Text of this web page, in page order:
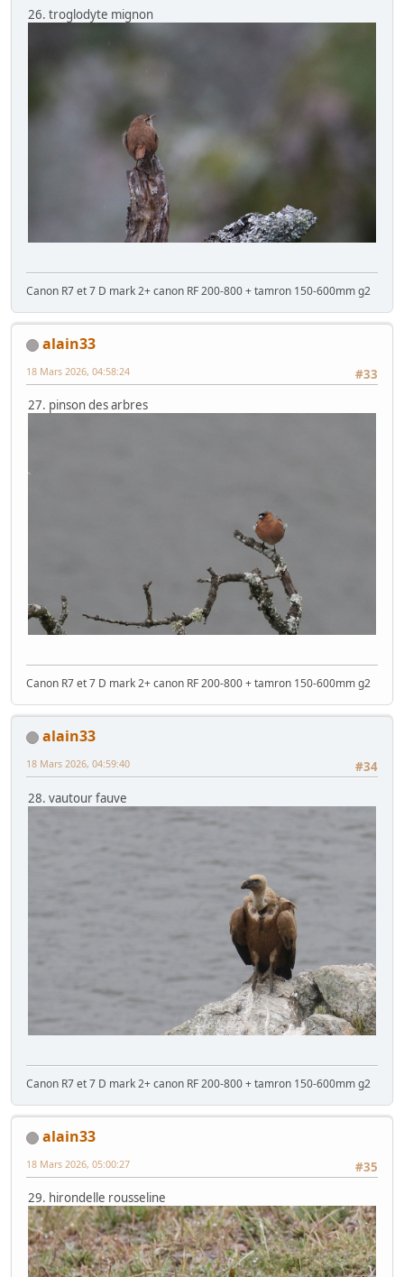
26. troglodyte mignon
Canon R7 et 7 D mark 2+ canon RF 200-800 + tamron 150-600mm g2
alain33
#33
18 Mars 2026, 04:58:24
27. pinson des arbres
Canon R7 et 7 D mark 2+ canon RF 200-800 + tamron 150-600mm g2
alain33
#34
18 Mars 2026, 04:59:40
28. vautour fauve
Canon R7 et 7 D mark 2+ canon RF 200-800 + tamron 150-600mm g2
alain33
#35
18 Mars 2026, 05:00:27
29. hirondelle rousseline